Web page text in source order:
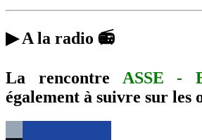
▶ A la radio 📻
La rencontre ASSE -
également à suivre sur les